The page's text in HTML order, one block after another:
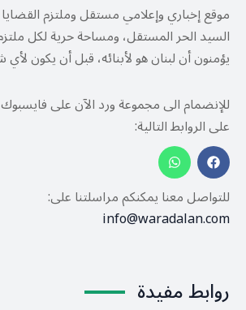
موقع إخباري وإعلامي مستقل وملتزم القضايا
السيد الحر المستقل، ومساحة حرية لكل
يؤمنون أن لبنان هو لأبنائه، قبل أن يكون
للإنضمام الى مجموعة ورد الآن على
على الروابط التالية:
للتواصل معنا يمكنكم مراسلتنا على:
info@waradalan.com
روابط مفيدة